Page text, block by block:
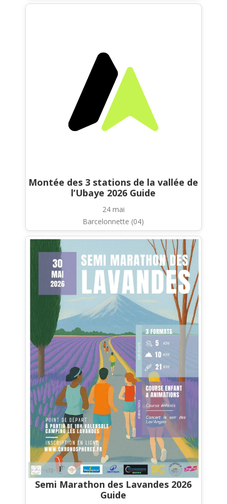
Montée des 3 stations de la vallée de
l’Ubaye 2026 Guide
24 mai
Barcelonnette (04)
Semi Marathon des Lavandes 2026
Guide